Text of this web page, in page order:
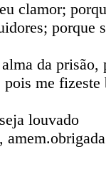
clamor;
porque
da prisão,
pois me
louvado